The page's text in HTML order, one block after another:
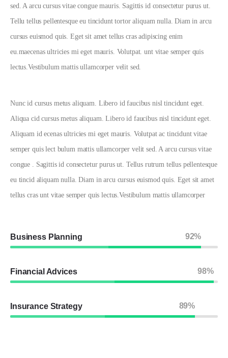
sed. A arcu cursus vitae congue mauris. Sagittis id consectetur purus ut.
Tellu tellus pellentesque eu tincidunt tortor aliquam nulla. Diam in arcu
cursus euismod quis. Eget sit amet tellus cras adipiscing enim
eu.maecenas ultricies mi eget mauris. Volutpat. unt vitae semper quis
lectus.Vestibulum mattis ullamcorper velit sed.
Business Planning 92%
Financial Advices 98%
Insurance Strategy 89%
Nunc id cursus metus aliquam. Libero id faucibus nisl tincidunt eget.
Aliqua cid cursus metus aliquam. Libero id faucibus nisl tincidunt eget.
Aliquam id ecenas ultricies mi eget mauris. Volutpat ac tincidunt vitae
semper quis lect bulum mattis ullamcorper velit sed. A arcu cursus vitae
congue . Sagittis id consectetur purus ut. Tellus rutrum tellus pellentesque
eu tincid aliquam nulla. Diam in arcu cursus euismod quis. Eget sit amet
tellus cras unt vitae semper quis lectus.Vestibulum mattis ullamcorper